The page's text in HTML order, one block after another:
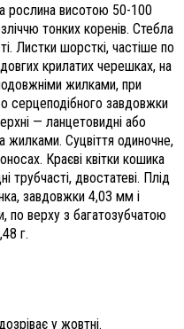
рослина висотою 50-100
тонких коренів. Стебла
Листки шорсткі, частіше по
крилатих черешках, на
жилками, при
серцеподібного завдовжки
— ланцетовидні або
жилками. Суцвіття одиночне,
Краєві квітки кошика
трубчасті, двостатеві. Плід
завдовжки 4,03 мм і
верху з багатозубчатою
г.
у жовтні.